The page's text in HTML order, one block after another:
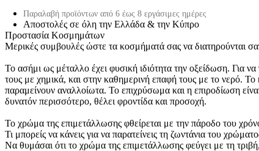
Παραλαβή προϊόντων από 6 έως 8 εργάσιμες ημέρες
Αποστολές σε όλη την Ελλάδα & την Κύπρο
Προστασία Κοσμημάτων
Μερικές συμβουλές ώστε τα κοσμήματά σας να διατηρούνται
Το ασήμι ως μέταλλο έχει φυσική ιδιότητα την οξείδωση. Για
τους με χημικά, και στην καθημερινή επαφή τους με το νερό.
παραμείνουν αναλλοίωτα. Το επιχρύσωμα και η επιροδίωση
δυνατόν περισσότερο, θέλει φροντίδα και προσοχή.
Το χρώμα της επιμετάλλωσης φθείρεται με την πάροδο του
Τι μπορείς να κάνεις για να παρατείνεις τη ζωντάνια του
Να θυμάσαι ότι το χρώμα της επιμετάλλωσης φεύγει με τη